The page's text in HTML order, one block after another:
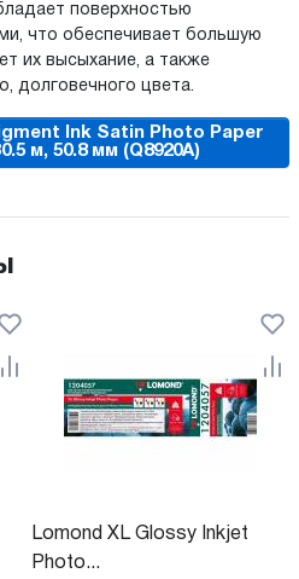
поверхностью
что обеспечивает большую
их высыхание, а также
долговечного цвета.
Ink Satin Photo Paper
м, 50.8 мм (Q8920A)
Lomond XL Glossy Inkjet
Photo...